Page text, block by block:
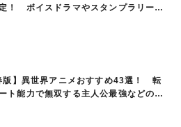
！ ボイスドラマやスタンプラリー、
版】異世界アニメおすすめ43選！ 転
ト能力で無双する主人公最強などの人